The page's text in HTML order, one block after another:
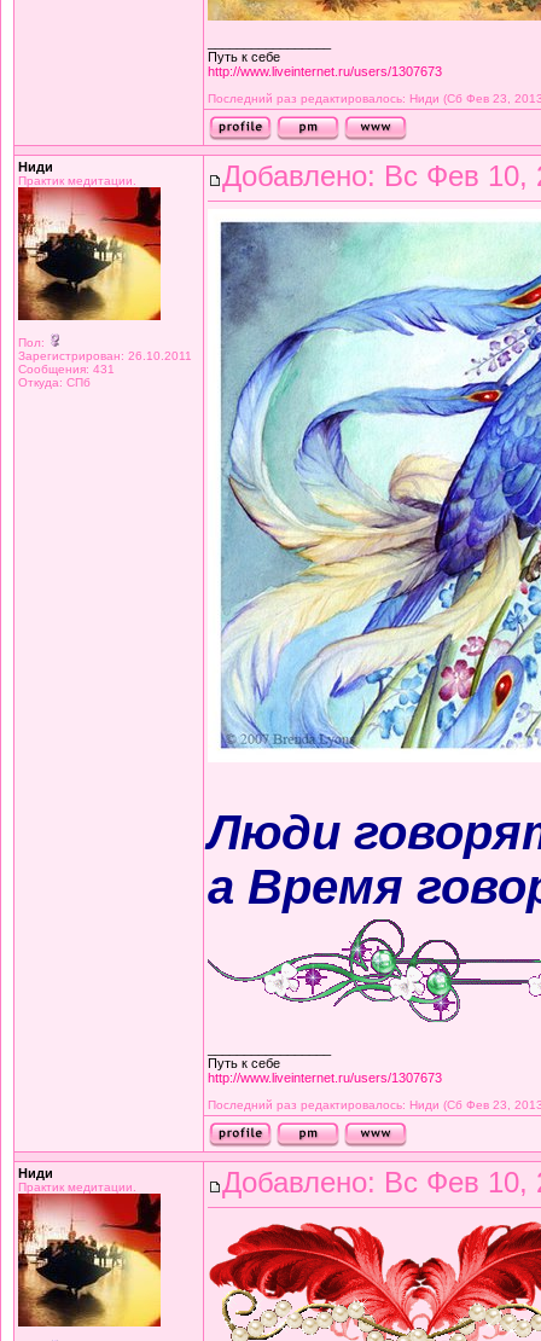
Путь к себе
http://www.liveinternet.ru/users/1307673
Последний раз редактировалось: Ниди (Сб Фев 23,
Ниди
Практик медитации.
Пол:
Зарегистрирован: 26.10.2011
Сообщения: 431
Откуда: СПб
Добавлено: Вс Фев 10,
Люди
а Время
Путь к себе
http://www.liveinternet.ru/users/1307673
Последний раз редактировалось: Ниди (Сб Фев 23,
Ниди
Практик медитации. Добавлено: Вс Фев 10,